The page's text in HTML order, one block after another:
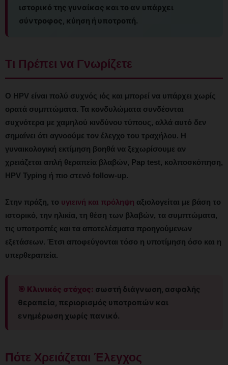
ιστορικό της γυναίκας και το αν υπάρχει
σύντροφος, κύηση ή υποτροπή.
Τι Πρέπει να Γνωρίζετε
Ο HPV είναι πολύ συχνός ιός και μπορεί να υπάρχει χωρίς
ορατά συμπτώματα. Τα κονδυλώματα συνδέονται
συχνότερα με χαμηλού κινδύνου τύπους, αλλά αυτό δεν
σημαίνει ότι αγνοούμε τον έλεγχο του τραχήλου. Η
γυναικολογική εκτίμηση βοηθά να ξεχωρίσουμε αν
χρειάζεται απλή θεραπεία βλαβών, Pap test, κολποσκόπηση,
HPV Typing ή πιο στενό follow-up.
Στην πράξη, το υγιεινή και πρόληψη αξιολογείται με βάση το
ιστορικό, την ηλικία, τη θέση των βλαβών, τα συμπτώματα,
τις υποτροπές και τα αποτελέσματα προηγούμενων
εξετάσεων. Έτσι αποφεύγονται τόσο η υποτίμηση όσο και η
υπερθεραπεία.
🎯 Κλινικός στόχος: σωστή διάγνωση, ασφαλής
θεραπεία, περιορισμός υποτροπών και
ενημέρωση χωρίς πανικό.
Πότε Χρειάζεται Έλεγχος